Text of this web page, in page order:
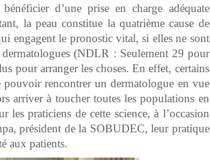
d’une prise en charge adéquate
la peau constitue la quatrième cause de
engagent le pronostic vital, si elles ne sont
(NDLR : Seulement 29 pour
pour arranger les choses. En effet, certains
rencontrer un dermatologue en vue
arriver à toucher toutes les populations en
les praticiens de cette science, à l’occasion
président de la SOBUDEC, leur pratique
aux patients.